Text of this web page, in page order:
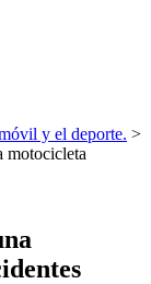
y el deporte. >
motocicleta